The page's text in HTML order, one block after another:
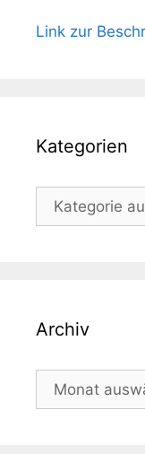
Link zur
Kategorien
Kategorien
Archiv
Archiv